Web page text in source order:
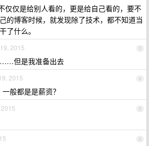
仅仅是给别人看的，更是给自己看的，要不
的博客时候，就发现除了技术，都不知道当
了什么。
3
2015
但是我准备出去
4
2015
般都是是薪资？
5
6